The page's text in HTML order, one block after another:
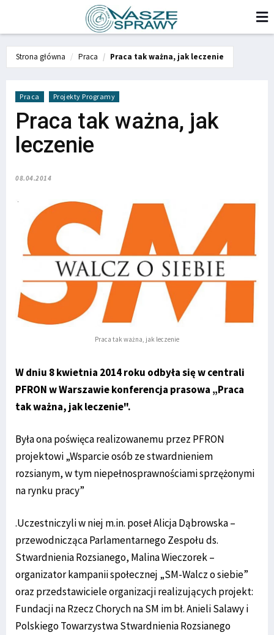
Strona główna Praca Praca tak ważna, jak leczenie
Praca Projekty Programy
Praca tak ważna, jak
leczenie
08.04.2014
Praca tak ważna, jak leczenie
W dniu 8 kwietnia 2014 roku odbyła się w centrali
PFRON w Warszawie konferencja prasowa „Praca
tak ważna, jak leczenie".
Była ona poświęca realizowanemu przez PFRON
projektowi „Wsparcie osób ze stwardnieniem
rozsianym, w tym niepełnosprawnościami sprzężonymi
na rynku pracy”
.Uczestniczyli w niej m.in. poseł Alicja Dąbrowska –
przewodnicząca Parlamentarnego Zespołu ds.
Stwardnienia Rozsianego, Malina Wieczorek –
organizator kampanii społecznej „SM-Walcz o siebie”
oraz przedstawiciele organizacji realizujących projekt:
Fundacji na Rzecz Chorych na SM im bł. Anieli Salawy i
Polskiego Towarzystwa Stwardnienia Rozsianego